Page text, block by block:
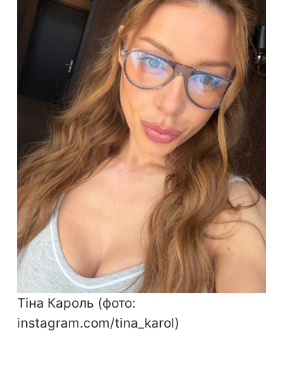
Тіна Кароль (фото:
instagram.com/tina_karol)